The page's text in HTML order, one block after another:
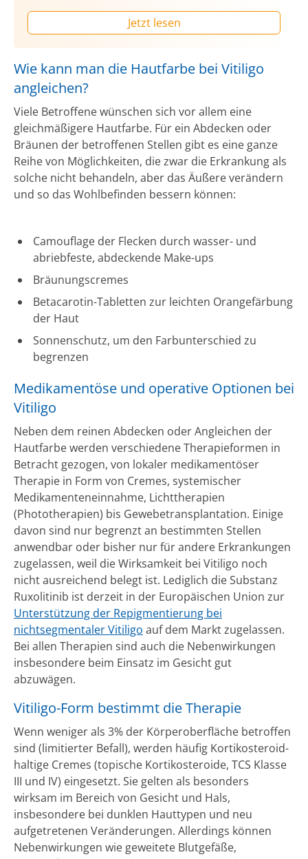
Jetzt lesen
Wie kann man die Hautfarbe bei Vitiligo
angleichen?
Viele Betroffene wünschen sich vor allem eine
gleichmäßigere Hautfarbe. Für ein Abdecken oder
Bräunen der betroffenen Stellen gibt es eine ganze
Reihe von Möglichkeiten, die zwar die Erkrankung als
solche nicht behandeln, aber das Äußere verändern
und so das Wohlbefinden bessern können:
Camouflage der Flecken durch wasser- und
abriebfeste, abdeckende Make-ups
Bräunungscremes
Betacarotin-Tabletten zur leichten Orangefärbung
der Haut
Sonnenschutz, um den Farbunterschied zu
begrenzen
Medikamentöse und operative Optionen bei
Vitiligo
Neben dem reinen Abdecken oder Angleichen der
Hautfarbe werden verschiedene Therapieformen in
Betracht gezogen, von lokaler medikamentöser
Therapie in Form von Cremes, systemischer
Medikamenteneinnahme, Lichttherapien
(Phototherapien) bis Gewebetransplantation. Einige
davon sind nur begrenzt an bestimmten Stellen
anwendbar oder bisher nur für andere Erkrankungen
zugelassen, weil die Wirksamkeit bei Vitiligo noch
nicht ausreichend belegt ist. Lediglich die Substanz
Ruxolitinib ist derzeit in der Europäischen Union zur
Unterstützung der Repigmentierung bei
nichtsegmentaler Vitiligo auf dem Markt zugelassen.
Bei allen Therapien sind auch die Nebenwirkungen
insbesondere beim Einsatz im Gesicht gut
abzuwägen.
Vitiligo-Form bestimmt die Therapie
Wenn weniger als 3% der Körperoberfläche betroffen
sind (limitierter Befall), werden häufig Kortikosteroid-
haltige Cremes (topische Kortikosteroide, TCS Klasse
III und IV) eingesetzt. Sie gelten als besonders
wirksam im Bereich von Gesicht und Hals,
insbesondere bei dunklen Hauttypen und neu
aufgetretenen Veränderungen. Allerdings können
Nebenwirkungen wie geweitete Blutgefäße,